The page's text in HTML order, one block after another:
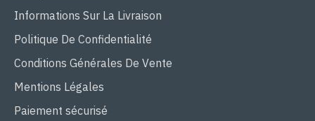
Informations Sur La Livraison
Politique De Confidentialité
Conditions Générales De Vente
Mentions Légales
Paiement sécurisé